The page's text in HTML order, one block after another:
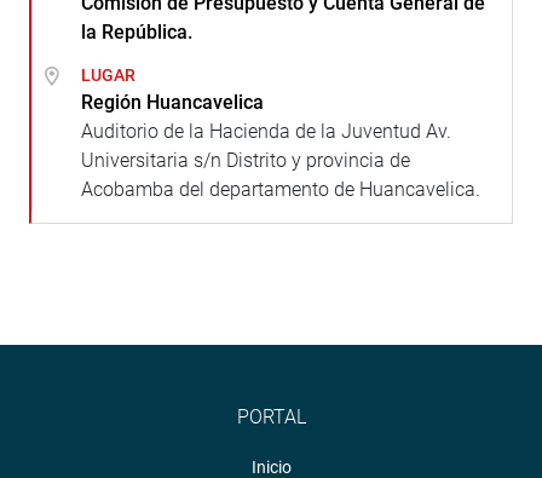
la República.
LUGAR
Región Huancavelica
Auditorio de la Hacienda de la Juventud Av.
Universitaria s/n Distrito y provincia de
Acobamba del departamento de Huancavelica.
PORTAL
Inicio